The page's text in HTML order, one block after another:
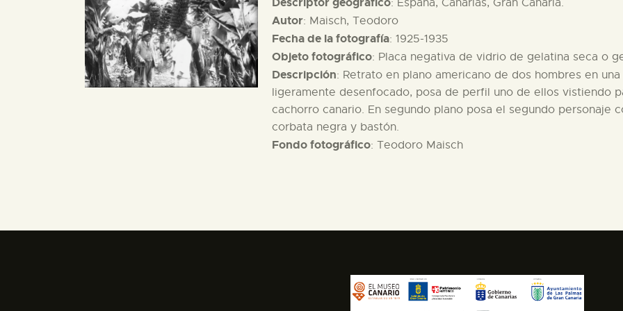
Autor: Maisch, Teodoro
Fecha de la fotografía: 1925-1935
Objeto fotográfico: Placa negativa de vidrio de gelatina seca o
Descripción: Retrato en plano americano de dos hombres en
ligeramente desenfocado, posa de perfil uno de ellos vistiendo
cachorro canario. En segundo plano posa el segundo personaje
corbata negra y bastón.
Fondo fotográfico: Teodoro Maisch